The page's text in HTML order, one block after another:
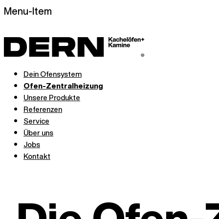
Menu-Item
Dein Ofensystem
Ofen-Zentralheizung
Unsere Produkte
Referenzen
Service
Über uns
Jobs
Kontakt